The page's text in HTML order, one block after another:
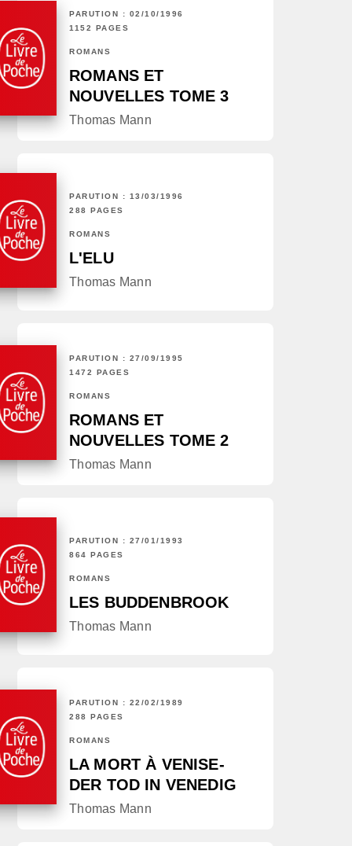
PARUTION : 02/10/1996
1152 PAGES
ROMANS
ROMANS ET
NOUVELLES TOME 3
Thomas Mann
PARUTION : 13/03/1996
288 PAGES
ROMANS
L'ELU
Thomas Mann
PARUTION : 27/09/1995
1472 PAGES
ROMANS
ROMANS ET
NOUVELLES TOME 2
Thomas Mann
PARUTION : 27/01/1993
864 PAGES
ROMANS
LES BUDDENBROOK
Thomas Mann
PARUTION : 22/02/1989
288 PAGES
ROMANS
LA MORT À VENISE-
DER TOD IN VENEDIG
Thomas Mann